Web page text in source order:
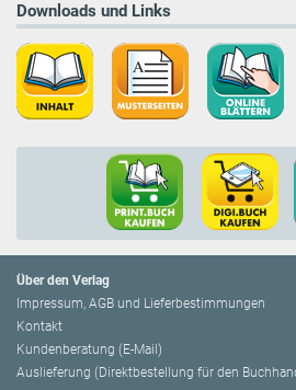
Downloads und Links
Über den Verlag
Impressum, AGB und Lieferbestimmungen
Kontakt
Kundenberatung (E-Mail)
Auslieferung (Direktbestellung für den